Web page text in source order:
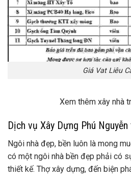
Giá Vat Liêu
Xem thêm xây nhà
Dịch vụ Xây Dựng Phú
Ngôi nhà đẹp, bền luôn là mong
có một ngôi nhà bền đẹp phải có
thiết kế. Thợ xây dựng, đến biện